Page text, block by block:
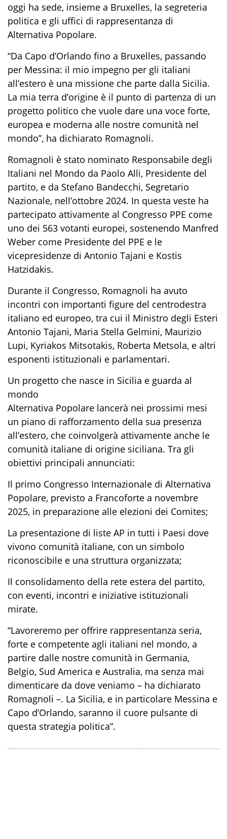
oggi ha sede, insieme a Bruxelles, la segreteria
politica e gli uffici di rappresentanza di
Alternativa Popolare.
“Da Capo d’Orlando fino a Bruxelles, passando
per Messina: il mio impegno per gli italiani
all’estero è una missione che parte dalla Sicilia.
La mia terra d’origine è il punto di partenza di un
progetto politico che vuole dare una voce forte,
europea e moderna alle nostre comunità nel
mondo”, ha dichiarato Romagnoli.
Romagnoli è stato nominato Responsabile degli
Italiani nel Mondo da Paolo Alli, Presidente del
partito, e da Stefano Bandecchi, Segretario
Nazionale, nell’ottobre 2024. In questa veste ha
partecipato attivamente al Congresso PPE come
uno dei 563 votanti europei, sostenendo Manfred
Weber come Presidente del PPE e le
vicepresidenze di Antonio Tajani e Kostis
Hatzidakis.
Durante il Congresso, Romagnoli ha avuto
incontri con importanti figure del centrodestra
italiano ed europeo, tra cui il Ministro degli Esteri
Antonio Tajani, Maria Stella Gelmini, Maurizio
Lupi, Kyriakos Mitsotakis, Roberta Metsola, e altri
esponenti istituzionali e parlamentari.
Un progetto che nasce in Sicilia e guarda al
mondo
Alternativa Popolare lancerà nei prossimi mesi
un piano di rafforzamento della sua presenza
all’estero, che coinvolgerà attivamente anche le
comunità italiane di origine siciliana. Tra gli
obiettivi principali annunciati:
Il primo Congresso Internazionale di Alternativa
Popolare, previsto a Francoforte a novembre
2025, in preparazione alle elezioni dei Comites;
La presentazione di liste AP in tutti i Paesi dove
vivono comunità italiane, con un simbolo
riconoscibile e una struttura organizzata;
Il consolidamento della rete estera del partito,
con eventi, incontri e iniziative istituzionali
mirate.
“Lavoreremo per offrire rappresentanza seria,
forte e competente agli italiani nel mondo, a
partire dalle nostre comunità in Germania,
Belgio, Sud America e Australia, ma senza mai
dimenticare da dove veniamo – ha dichiarato
Romagnoli –. La Sicilia, e in particolare Messina e
Capo d’Orlando, saranno il cuore pulsante di
questa strategia politica”.